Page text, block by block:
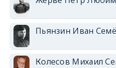
Пьянзин Иван
Колесов Михаил